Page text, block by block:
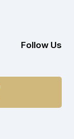
Follow Us